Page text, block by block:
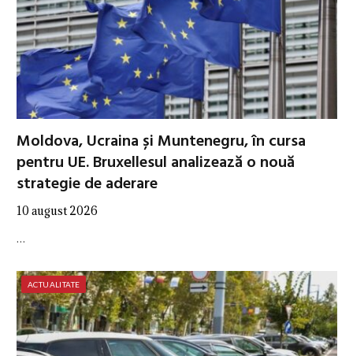
Moldova, Ucraina și Muntenegru, în cursa
pentru UE. Bruxellesul analizează o nouă
strategie de aderare
10 august 2026
…
ACTUALITATE